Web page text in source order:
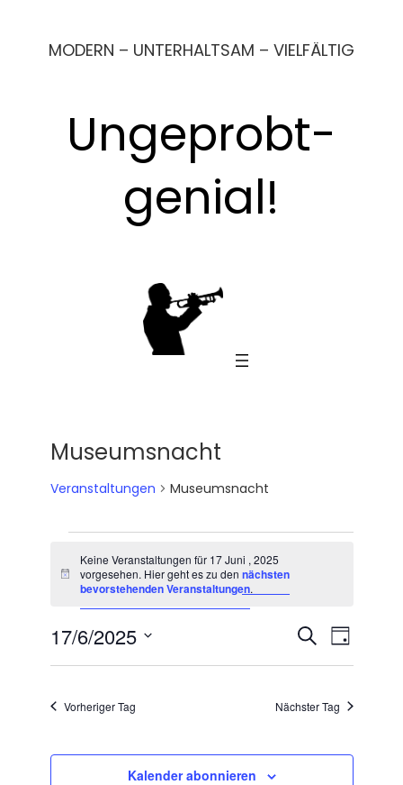
MODERN – UNTERHALTSAM – VIELFÄLTIG
Ungeprobt-
genial!
Museumsnacht
Veranstaltungen Museumsnacht
FÜR
JUNI
Hinweis
Keine Veranstaltungen für 17 Juni , 2025
vorgesehen. Hier geht es zu dennächsten
bevorstehenden Veranstaltungen.
SUCHE
ANSICHTEN,
SucheTag
17/6/2025
Datum
Vorheriger Tag Nächster Tag
Kalender abonnieren